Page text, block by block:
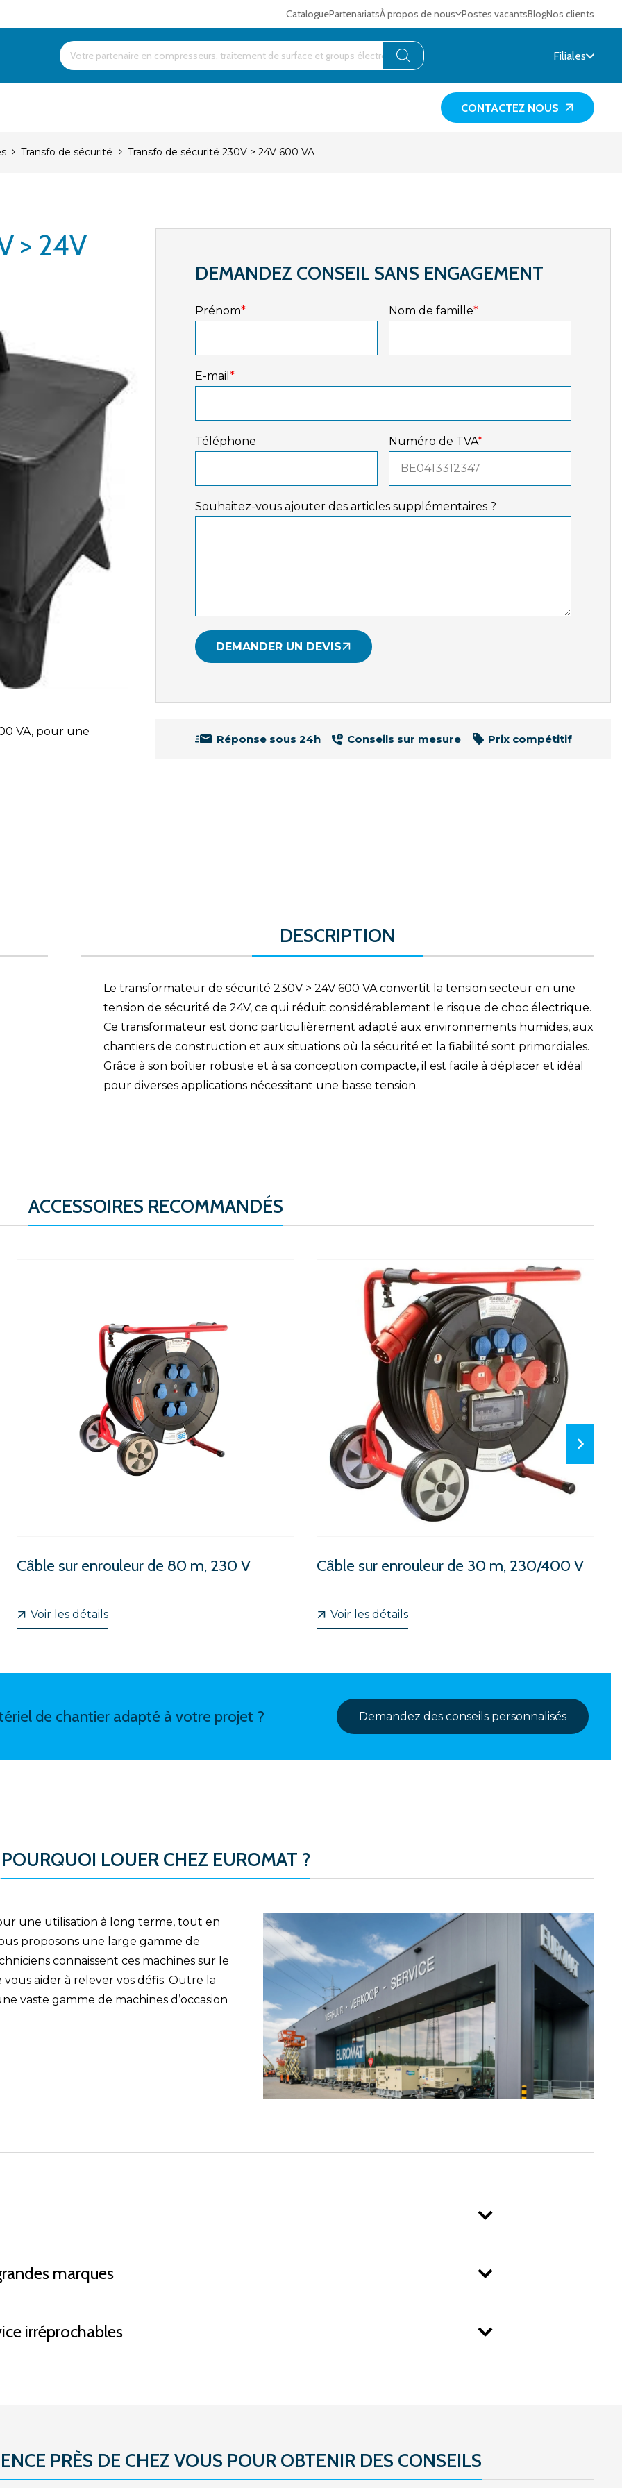
CataloguePartenariatsÀ propos de nous Postes vacantsBlogNos clients
Products
search
Filiales
CONTACTEZ NOUS
Transfo de sécurité Transfo de sécurité 230V > 24V 600 VA
> 24V
VA, pour une
DEMANDEZ CONSEIL SANS ENGAGEMENT
Prénom* Nom de famille*
E-mail *
Téléphone Numéro de TVA*
Souhaitez-vous ajouter des articles supplémentaires ?
DEMANDER UN DEVIS
Réponse sous 24h Conseils sur mesure Prix compétitif
DESCRIPTION
Le transformateur de sécurité 230V > 24V 600 VA convertit la tension secteur en une
tension de sécurité de 24V, ce qui réduit considérablement le risque de choc électrique.
Ce transformateur est donc particulièrement adapté aux environnements humides, aux
chantiers de construction et aux situations où la sécurité et la fiabilité sont primordiales.
Grâce à son boîtier robuste et à sa conception compacte, il est facile à déplacer et idéal
pour diverses applications nécessitant une basse tension.
ACCESSOIRES RECOMMANDÉS
Câble sur enrouleur de 80 m, 230 V
Voir les détails
Câble sur enrouleur de 30 m, 230/400 V
Voir les détails
de chantier adapté à votre projet ? Demandez des conseils personnalisés
POURQUOI LOUER CHEZ EUROMAT ?
une utilisation à long terme, tout en
proposons une large gamme de
connaissent ces machines sur le
aider à relever vos défis. Outre la
vaste gamme de machines d’occasion
marques
irréprochables
PRÈS DE CHEZ VOUS POUR OBTENIR DES CONSEILS